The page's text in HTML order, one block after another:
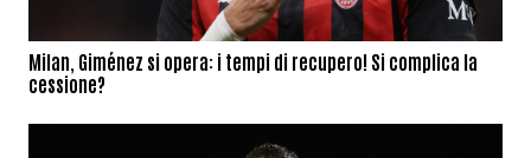
Milan, Giménez si opera: i tempi di recupero! Si complica la
cessione?